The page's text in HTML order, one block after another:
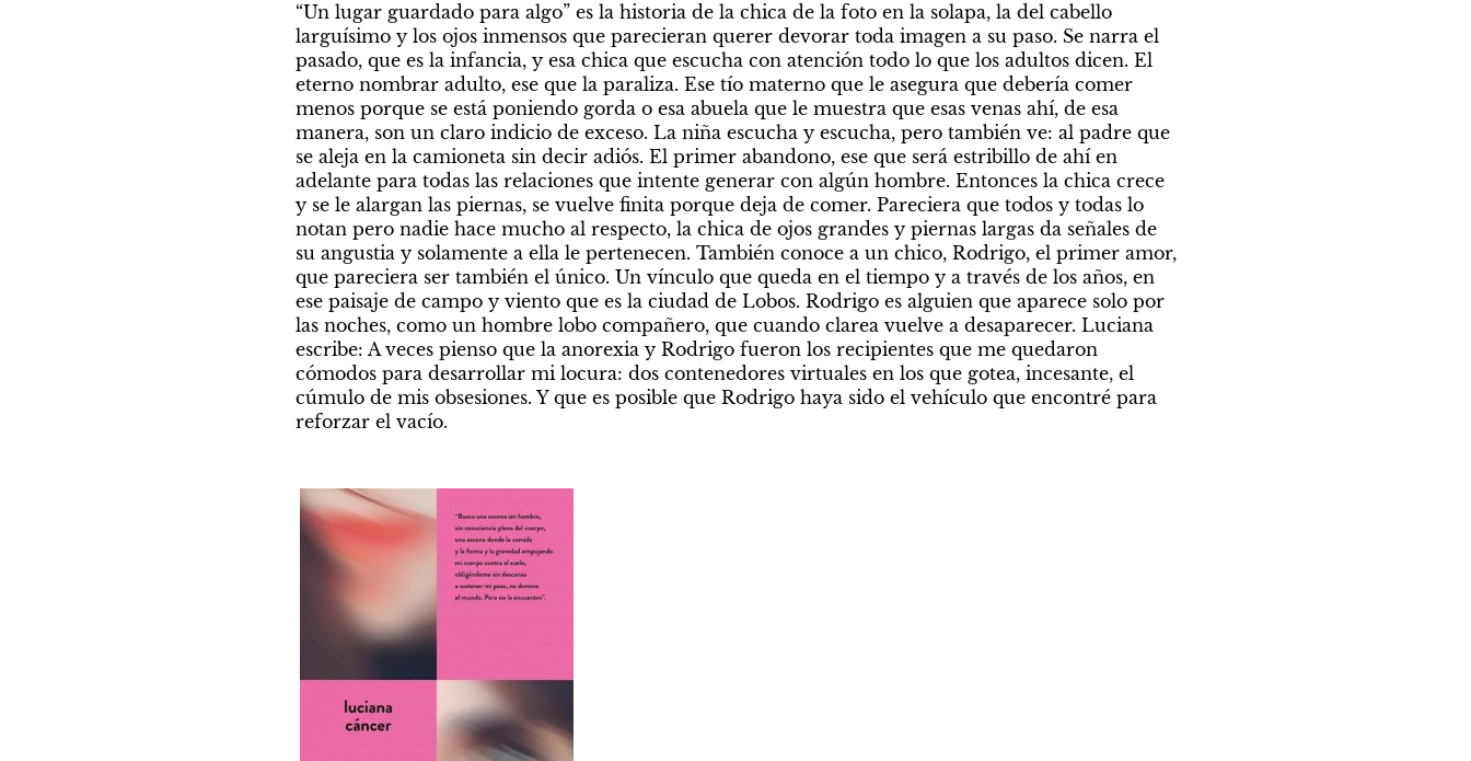
“Un lugar guardado para algo” es la historia de la chica de la foto en la solapa, la del cabello
larguísimo y los ojos inmensos que parecieran querer devorar toda imagen a su paso. Se narra el
pasado, que es la infancia, y esa chica que escucha con atención todo lo que los adultos dicen. El
eterno nombrar adulto, ese que la paraliza. Ese tío materno que le asegura que debería comer
menos porque se está poniendo gorda o esa abuela que le muestra que esas venas ahí, de esa
manera, son un claro indicio de exceso. La niña escucha y escucha, pero también ve: al padre que
se aleja en la camioneta sin decir adiós. El primer abandono, ese que será estribillo de ahí en
adelante para todas las relaciones que intente generar con algún hombre. Entonces la chica crece
y se le alargan las piernas, se vuelve finita porque deja de comer. Pareciera que todos y todas lo
notan pero nadie hace mucho al respecto, la chica de ojos grandes y piernas largas da señales de
su angustia y solamente a ella le pertenecen. También conoce a un chico, Rodrigo, el primer amor,
que pareciera ser también el único. Un vínculo que queda en el tiempo y a través de los años, en
ese paisaje de campo y viento que es la ciudad de Lobos. Rodrigo es alguien que aparece solo por
las noches, como un hombre lobo compañero, que cuando clarea vuelve a desaparecer. Luciana
escribe: A veces pienso que la anorexia y Rodrigo fueron los recipientes que me quedaron
cómodos para desarrollar mi locura: dos contenedores virtuales en los que gotea, incesante, el
cúmulo de mis obsesiones. Y que es posible que Rodrigo haya sido el vehículo que encontré para
reforzar el vacío.